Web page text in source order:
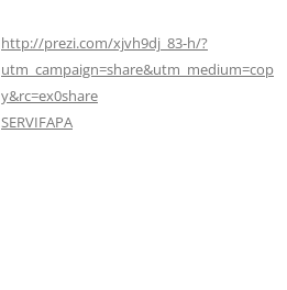
http://prezi.com/xjvh9dj_83-h/?
utm_campaign=share&utm_medium=cop
y&rc=ex0share
SERVIFAPA